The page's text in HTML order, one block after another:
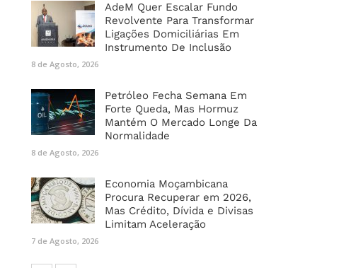
AdeM Quer Escalar Fundo
Revolvente Para Transformar
Ligações Domiciliárias Em
Instrumento De Inclusão
8 de Agosto, 2026
Petróleo Fecha Semana Em
Forte Queda, Mas Hormuz
Mantém O Mercado Longe Da
Normalidade
8 de Agosto, 2026
Economia Moçambicana
Procura Recuperar em 2026,
Mas Crédito, Dívida e Divisas
Limitam Aceleração
7 de Agosto, 2026